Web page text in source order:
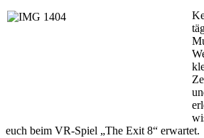
euch beim VR-Spiel „The Exit 8“ erwartet.